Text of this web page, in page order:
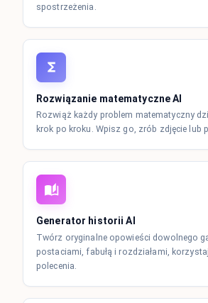
spostrzeżenia.
Rozwiązanie matematyczne AI
Rozwiąż każdy problem matematyczny
krok po kroku. Wpisz go, zrób zdjęcie lub
Generator historii AI
Twórz oryginalne opowieści dowolnego
postaciami, fabułą i rozdziałami,
polecenia.